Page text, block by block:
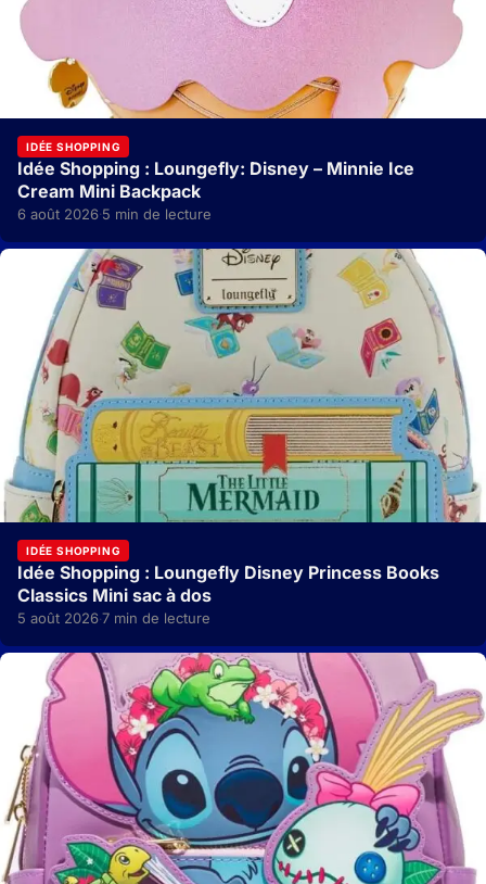
IDÉE SHOPPING
Idée Shopping : Loungefly: Disney – Minnie Ice
Cream Mini Backpack
6 août 2026·5 min de lecture
IDÉE SHOPPING
Idée Shopping : Loungefly Disney Princess Books
Classics Mini sac à dos
5 août 2026·7 min de lecture